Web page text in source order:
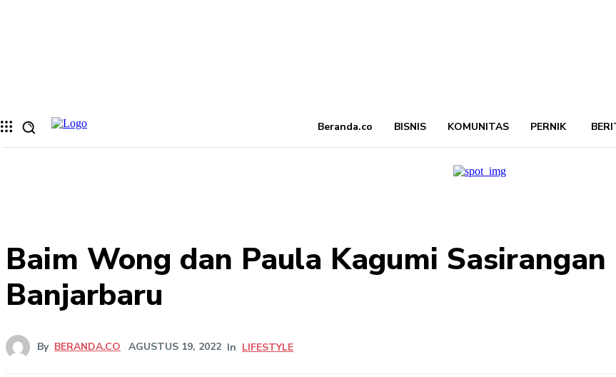
Beranda.co BISNIS KOMUNITAS PERNIK
Baim Wong dan Paula Kagumi
Banjarbaru
By BERANDA.CO AGUSTUS 19, 2022 In LIFESTYLE